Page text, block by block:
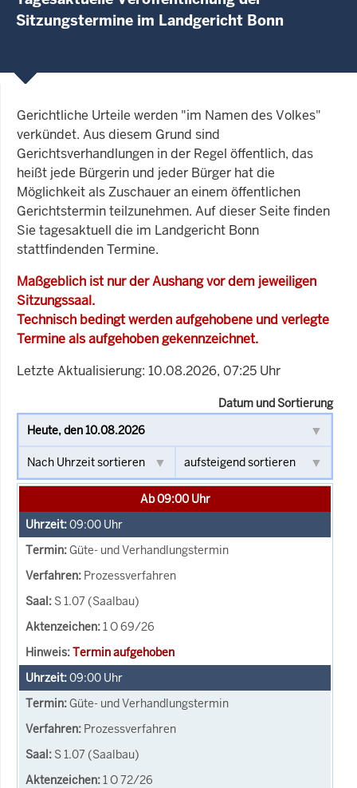
Sitzungstermine im Landgericht Bonn
Gerichtliche Urteile werden "im Namen des Volkes"
verkündet. Aus diesem Grund sind
Gerichtsverhandlungen in der Regel öffentlich, das
heißt jede Bürgerin und jeder Bürger hat die
Möglichkeit als Zuschauer an einem öffentlichen
Gerichtstermin teilzunehmen. Auf dieser Seite finden
Sie tagesaktuell die im Landgericht Bonn
stattfindenden Termine.
Maßgeblich ist nur der Aushang vor dem jeweiligen
Sitzungssaal.
Technisch bedingt werden aufgehobene und verlegte
Termine als aufgehoben gekennzeichnet.
Letzte Aktualisierung: 10.08.2026, 07:25 Uhr
Datum und Sortierung
Ab 09:00 Uhr
09:00 Uhr
Güte- und Verhandlungstermin
Prozessverfahren
S 1.07 (Saalbau)
1 O 69/26
Termin aufgehoben
09:00 Uhr
Güte- und Verhandlungstermin
Prozessverfahren
S 1.07 (Saalbau)
1 O 72/26